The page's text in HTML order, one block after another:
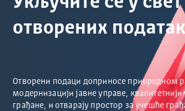
отворених
Отворени подаци доприносе привредном
модернизацији јавне управе,
грађане, и отварају простор за учешће